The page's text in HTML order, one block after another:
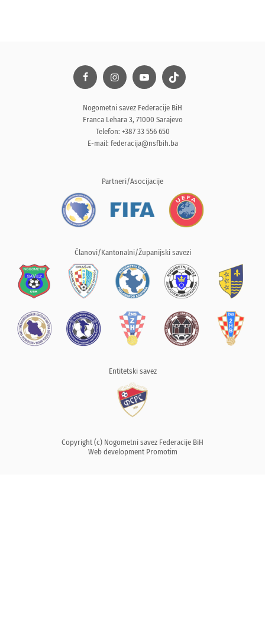
Nogometni savez Federacije BiH
Franca Lehara 3, 71000 Sarajevo
Telefon: +387 33 556 650
E-mail: federacija@nsfbih.ba
Partneri/Asocijacije
Članovi/Kantonalni/Županijski savezi
Entitetski savez
Copyright (c) Nogometni savez Federacije BiH
Web development Promotim